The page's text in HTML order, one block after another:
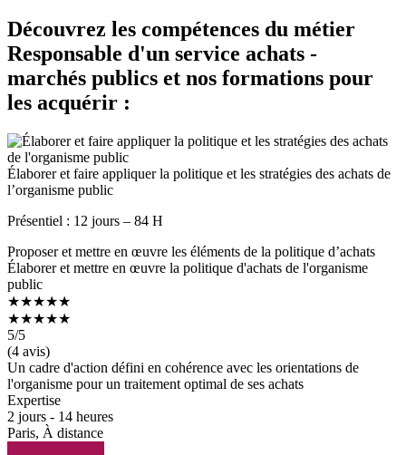
Découvrez les compétences du métier
Responsable d'un service achats -
marchés publics et nos formations pour
les acquérir :
Élaborer et faire appliquer la politique et les stratégies des achats de
l’organisme public
Présentiel : 12 jours – 84 H
Proposer et mettre en œuvre les éléments de la politique d’achats
Élaborer et mettre en œuvre la politique d'achats de l'organisme
public
★★★★★
★★★★★
5/5
(4 avis)
Un cadre d'action défini en cohérence avec les orientations de
l'organisme pour un traitement optimal de ses achats
Expertise
2 jours - 14 heures
Paris, À distance